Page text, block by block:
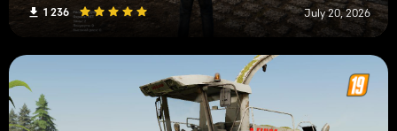
1 236 July 20, 2026